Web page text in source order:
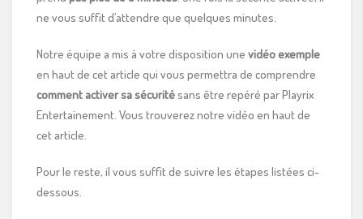
ne vous suffit d’attendre que quelques minutes.
Notre équipe a mis à votre disposition une vidéo exemple
en haut de cet article qui vous permettra de comprendre
comment activer sa sécuritésans être repéré par Playrix
Entertainement. Vous trouverez notre vidéo en haut de
cet article.
Pour le reste, il vous suffit de suivre les étapes listées ci-
dessous.